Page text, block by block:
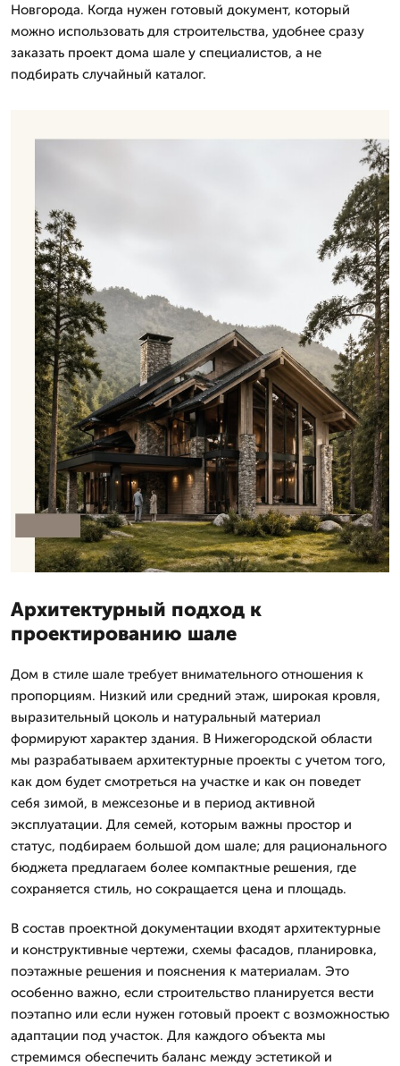
Новгорода. Когда нужен готовый документ, который
можно использовать для строительства, удобнее сразу
заказать проект дома шале у специалистов, а не
подбирать случайный каталог.
Архитектурный подход к
проектированию шале
Дом в стиле шале требует внимательного отношения к
пропорциям. Низкий или средний этаж, широкая кровля,
выразительный цоколь и натуральный материал
формируют характер здания. В Нижегородской области
мы разрабатываем архитектурные проекты с учетом того,
как дом будет смотреться на участке и как он поведет
себя зимой, в межсезонье и в период активной
эксплуатации. Для семей, которым важны простор и
статус, подбираем большой дом шале; для рационального
бюджета предлагаем более компактные решения, где
сохраняется стиль, но сокращается цена и площадь.
В состав проектной документации входят архитектурные
и конструктивные чертежи, схемы фасадов, планировка,
поэтажные решения и пояснения к материалам. Это
особенно важно, если строительство планируется вести
поэтапно или если нужен готовый проект с возможностью
адаптации под участок. Для каждого объекта мы
стремимся обеспечить баланс между эстетикой и